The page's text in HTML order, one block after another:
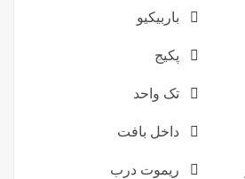
باربیکیو
پکیج
تک واحد
داخل بافت
ریموت درب